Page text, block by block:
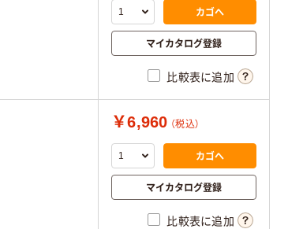
カゴへ
マイカタログ登録
比較表に追加
￥6,960 （税込）
カゴへ
マイカタログ登録
比較表に追加